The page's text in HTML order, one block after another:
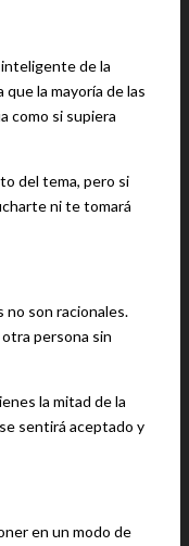
de la
la mayoría de las
como si supiera
del tema, pero si
ni te tomará
no son racionales.
persona sin
la mitad de la
sentirá aceptado y
en un modo de